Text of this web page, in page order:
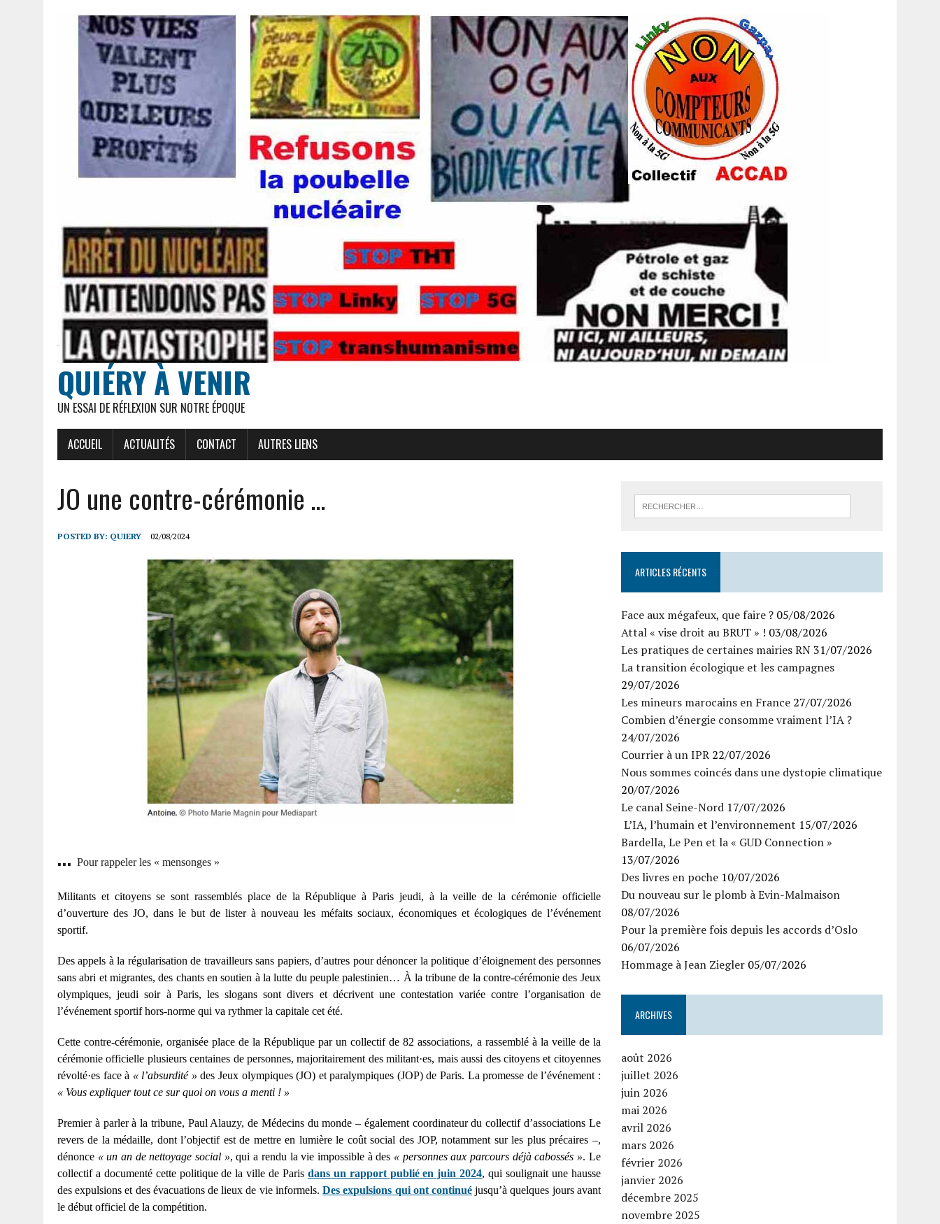
QUIÉRY À VENIR
UN ESSAI DE RÉFLEXION SUR NOTRE ÉPOQUE
ACCUEIL ACTUALITÉS CONTACT AUTRES LIENS
JO une contre-cérémonie …
POSTED BY: QUIERY 02/08/2024
… Pour rappeler les « mensonges »
Militants et citoyens se sont rassemblés place de la République à Paris jeudi, à la veille de la cérémonie officielle
d’ouverture des JO, dans le but de lister à nouveau les méfaits sociaux, économiques et écologiques de l’événement
sportif.
Des appels à la régularisation de travailleurs sans papiers, d’autres pour dénoncer la politique d’éloignement des personnes
sans abri et migrantes, des chants en soutien à la lutte du peuple palestinien… À la tribune de la contre-cérémonie des Jeux
olympiques, jeudi soir à Paris, les slogans sont divers et décrivent une contestation variée contre l’organisation de
l’événement sportif hors-norme qui va rythmer la capitale cet été.
Cette contre-cérémonie, organisée place de la République par un collectif de 82 associations, a rassemblé à la veille de la
cérémonie officielle plusieurs centaines de personnes, majoritairement des militant·es, mais aussi des citoyens et citoyennes
révolté·es face à « l’absurdité » des Jeux olympiques (JO) et paralympiques (JOP) de Paris. La promesse de l’événement :
« Vous expliquer tout ce sur quoi on vous a menti ! »
Premier à parler à la tribune, Paul Alauzy, de Médecins du monde – également coordinateur du collectif d’associations Le
revers de la médaille, dont l’objectif est de mettre en lumière le coût social des JOP, notamment sur les plus précaires –,
dénonce « un an de nettoyage social », qui a rendu la vie impossible à des « personnes aux parcours déjà cabossés ». Le
collectif a documenté cette politique de la ville de Paris dans un rapport publié en juin 2024, qui soulignait une hausse
des expulsions et des évacuations de lieux de vie informels.Des expulsions qui ont continuéjusqu’à quelques jours avant
le début officiel de la compétition.
ARTICLES RÉCENTS
Face aux mégafeux, que faire ? 05/08/2026
Attal « vise droit au BRUT » ! 03/08/2026
Les pratiques de certaines mairies RN31/07/2026
La transition écologique et les campagnes
29/07/2026
Les mineurs marocains en France 27/07/2026
Combien d’énergie consomme vraiment l’IA ?
24/07/2026
Courrier à un IPR 22/07/2026
Nous sommes coincés dans une dystopie climatique
20/07/2026
Le canal Seine-Nord 17/07/2026
L’IA, l’humain et l’environnement 15/07/2026
Bardella, Le Pen et la « GUD Connection »
13/07/2026
Des livres en poche 10/07/2026
Du nouveau sur le plomb à Evin-Malmaison
08/07/2026
Pour la première fois depuis les accords d’Oslo
06/07/2026
Hommage à Jean Ziegler 05/07/2026
ARCHIVES
août 2026
juillet 2026
juin 2026
mai 2026
avril 2026
mars 2026
février 2026
janvier 2026
décembre 2025
novembre 2025